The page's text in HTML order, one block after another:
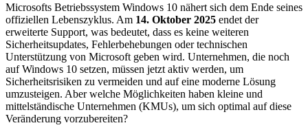
Microsofts Betriebssystem Windows 10 nähert sich dem Ende seines
offiziellen Lebenszyklus. Am 14. Oktober 2025 endet der
erweiterte Support, was bedeutet, dass es keine weiteren
Sicherheitsupdates, Fehlerbehebungen oder technischen
Unterstützung von Microsoft geben wird. Unternehmen, die noch
auf Windows 10 setzen, müssen jetzt aktiv werden, um
Sicherheitsrisiken zu vermeiden und auf eine moderne Lösung
umzusteigen. Aber welche Möglichkeiten haben kleine und
mittelständische Unternehmen (KMUs), um sich optimal auf diese
Veränderung vorzubereiten?